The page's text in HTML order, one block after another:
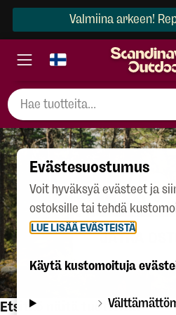
Valmiina arkeen!
JATKA
Etsitkö näitä tuotteita?
Evästesuostumus
Voit hyväksyä evästeet ja
ostoksille tai tehdä
LUE LISÄÄ EVÄSTEISTÄ
Käytä kustomoituja